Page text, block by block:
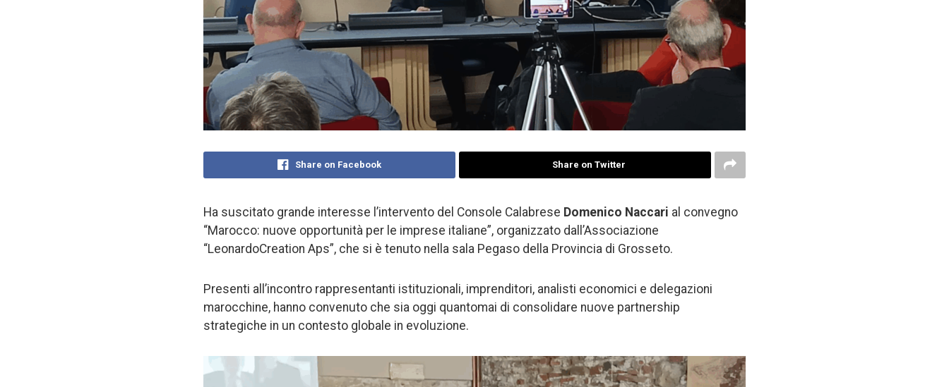
Share on Facebook Share on Twitter
Ha suscitato grande interesse l’intervento del Console Calabrese Domenico Naccari al convegno
“Marocco: nuove opportunità per le imprese italiane”, organizzato dall’Associazione
“LeonardoCreation Aps”, che si è tenuto nella sala Pegaso della Provincia di Grosseto.
Presenti all’incontro rappresentanti istituzionali, imprenditori, analisti economici e delegazioni
marocchine, hanno convenuto che sia oggi quantomai di consolidare nuove partnership
strategiche in un contesto globale in evoluzione.